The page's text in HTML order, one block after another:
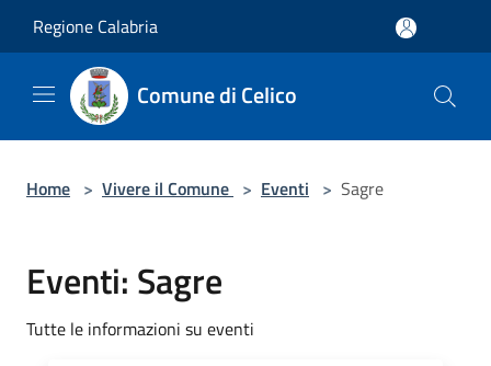
Regione Calabria
Comune di Celico
Home > Vivere il Comune > Eventi > Sagre
Eventi: Sagre
Tutte le informazioni su eventi